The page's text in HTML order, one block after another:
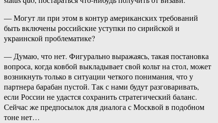
— Могут ли при этом в контур американских требований
быть включены российские уступки по сирийской и
украинской проблематике?
— Думаю, что нет. Фигурально выражаясь, такая постановка
вопроса, когда ковбой выкладывает свой кольт на стол, может
возникнуть только в ситуации четкого понимания, что у
партнера барабан пустой. Так с нами будут разговаривать,
если России не удастся сохранить стратегический баланс.
Сейчас же предпосылок для диалога с Москвой в подобном
тоне нет…